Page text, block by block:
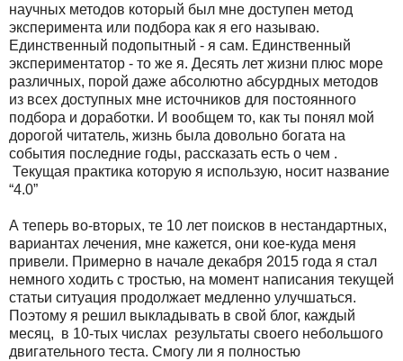
научных методов который был мне доступен метод
эксперимента или подбора как я его называю.
Единственный подопытный - я сам. Единственный
экспериментатор - то же я. Десять лет жизни плюс море
различных, порой даже абсолютно абсурдных методов
из всех доступных мне источников для постоянного
подбора и доработки. И вообщем то, как ты понял мой
дорогой читатель, жизнь была довольно богата на
события последние годы, рассказать есть о чем .
Текущая практика которую я использую, носит название
“4.0”
А теперь во-вторых, те 10 лет поисков в нестандартных,
вариантах лечения, мне кажется, они кое-куда меня
привели. Примерно в начале декабря 2015 года я стал
немного ходить с тростью, на момент написания текущей
статьи ситуация продолжает медленно улучшаться.
Поэтому я решил выкладывать в свой блог, каждый
месяц, в 10-тых числах результаты своего небольшого
двигательного теста. Смогу ли я полностью